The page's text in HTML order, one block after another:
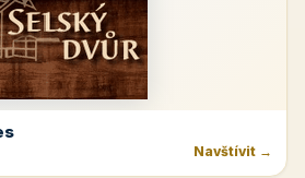
Navštívit →